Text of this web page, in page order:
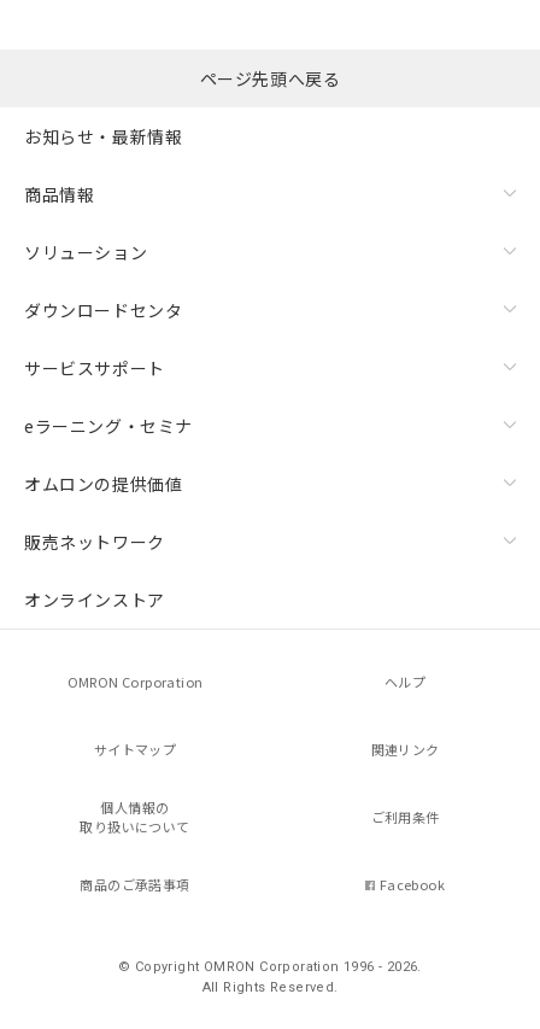
ページ先頭へ戻る
お知らせ・最新情報
商品情報
ソリューション
ダウンロードセンタ
サービスサポート
eラーニング・セミナ
オムロンの提供価値
販売ネットワーク
オンラインストア
OMRON Corporation ヘルプ
サイトマップ 関連リンク
個人情報の
取り扱いについて
ご利用条件
商品のご承諾事項 Facebook
© Copyright OMRON Corporation 1996 - 2026.
All Rights Reserved.